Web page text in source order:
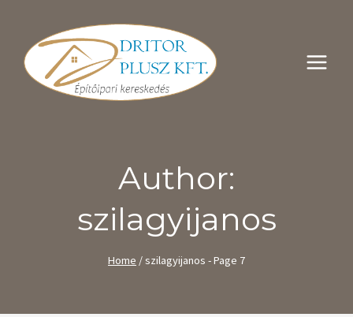
content
Author:
szilagyijanos
Home /szilagyijanos - Page 7